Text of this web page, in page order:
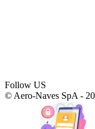
Follow US
© Aero-Naves SpA -